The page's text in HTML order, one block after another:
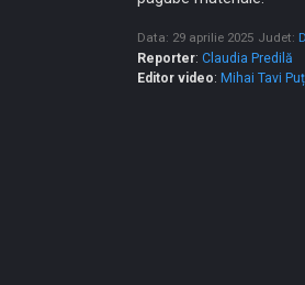
Data: 29 aprilie 2025 Judet:
Reporter: Claudia Predilă
Editor video: Mihai Tavi